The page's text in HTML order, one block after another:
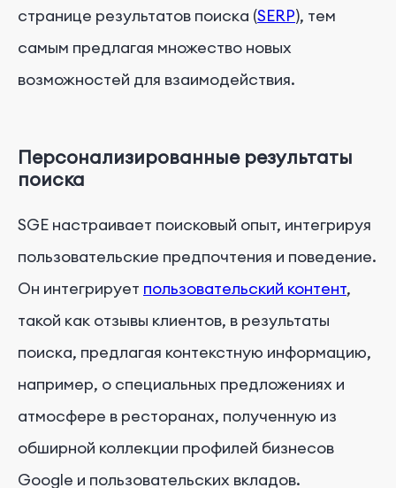
странице результатов поиска (SERP), тем
самым предлагая множество новых
возможностей для взаимодействия.
Персонализированные результаты
поиска
SGE настраивает поисковый опыт, интегрируя
пользовательские предпочтения и поведение.
Он интегрирует пользовательский контент,
такой как отзывы клиентов, в результаты
поиска, предлагая контекстную информацию,
например, о специальных предложениях и
атмосфере в ресторанах, полученную из
обширной коллекции профилей бизнесов
Google и пользовательских вкладов.